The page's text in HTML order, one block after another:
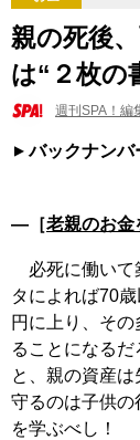
親の死後
は“２枚の
週刊SPA！編
バックナンバ
―［老親のお金
必死に働いて
タによれば70
円に上り、そ
ることになる
と、親の資産
守るのは子供
を学ぶべし！